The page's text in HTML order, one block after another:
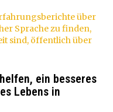
über
Sprache zu finden,
sind, öffentlich über
ein besseres
Lebens in